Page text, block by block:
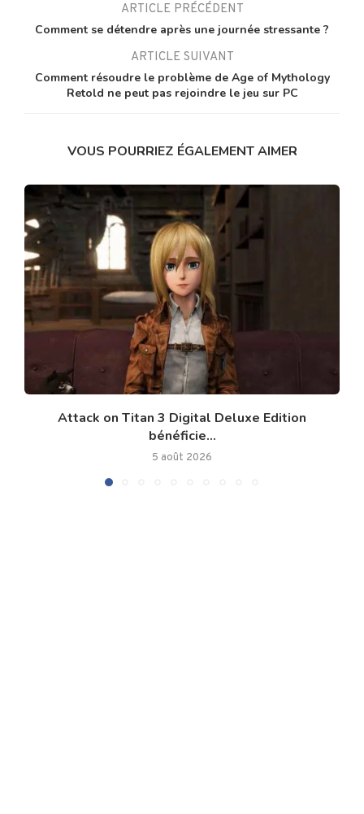
ARTICLE PRÉCÉDENT
Comment se détendre après une journée stressante ?
ARTICLE SUIVANT
Comment résoudre le problème de Age of Mythology
Retold ne peut pas rejoindre le jeu sur PC
VOUS POURRIEZ ÉGALEMENT AIMER
Attack on Titan 3 Digital Deluxe Edition
bénéficie...
5 août 2026